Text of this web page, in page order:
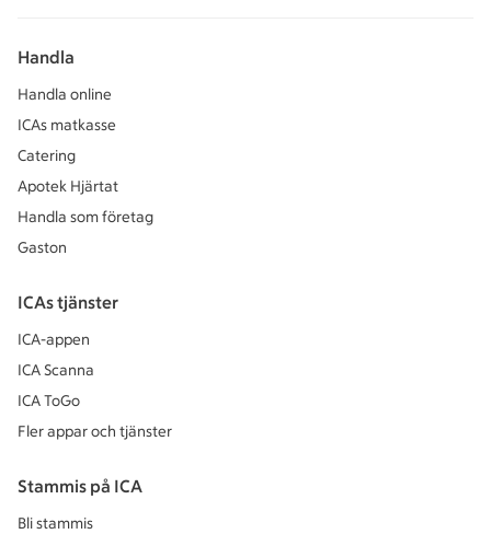
Handla
Handla online
ICAs matkasse
Catering
Apotek Hjärtat
Handla som företag
Gaston
ICAs tjänster
ICA-appen
ICA Scanna
ICA ToGo
Fler appar och tjänster
Stammis på ICA
Bli stammis